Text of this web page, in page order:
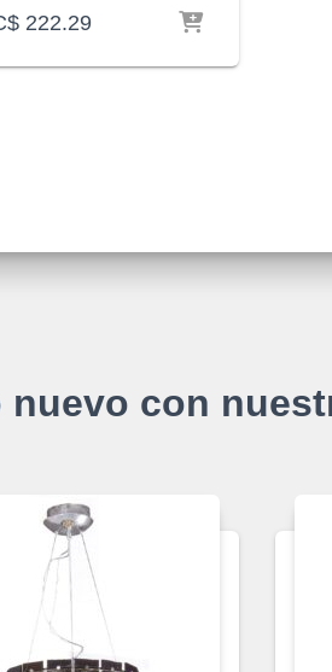
222.29
nuevo con